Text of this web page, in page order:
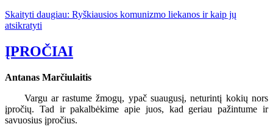
Skaityti daugiau: Ryškiausios komunizmo liekanos ir kaip jų
atsikratyti
ĮPROČIAI
Antanas Marčiulaitis
Vargu ar rastume žmogų, ypač suaugusį, neturintį kokių nors
įpročių. Tad ir pakalbėkime apie juos, kad geriau pažintume ir
savuosius įpročius.